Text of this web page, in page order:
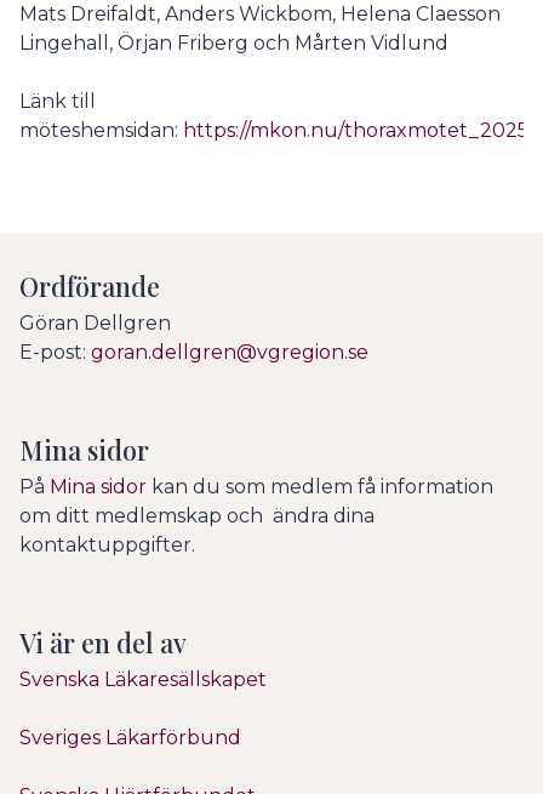
Mats Dreifaldt, Anders Wickbom, Helena Claesson
Lingehall, Örjan Friberg och Mårten Vidlund
Länk till
möteshemsidan: https://mkon.nu/thoraxmotet_2025
Ordförande
Göran Dellgren
E-post: goran.dellgren@vgregion.se
Mina sidor
På Mina sidor kan du som medlem få information
om ditt medlemskap och ändra dina
kontaktuppgifter.
Vi är en del av
Svenska Läkaresällskapet
Sveriges Läkarförbund